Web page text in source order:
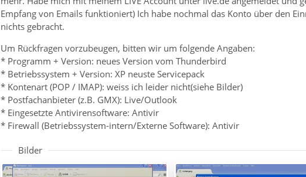
Empfang von Emails funktioniert) Ich habe nochmal das Konto über den
nichts gebracht.
Um Rückfragen vorzubeugen, bitten wir um folgende Angaben:
* Programm + Version: neues Version vom Thunderbird
* Betriebssystem + Version: XP neuste Servicepack
* Kontenart (POP / IMAP): weiss ich leider nicht(siehe Bilder)
* Postfachanbieter (z.B. GMX): Live/Outlook
* Eingesetzte Antivirensoftware: Antivir
* Firewall (Betriebssystem-intern/Externe Software): Antivir
Bilder